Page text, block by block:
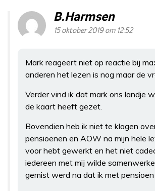
B.Harmsen
15 oktober 2019 om 12:52
Mark reageert niet op reactie bij
anderen het lezen is nog maar de
Verder vind ik dat mark ons landje
de kaart heeft gezet.
Bovendien heb ik niet te klagen
pensioenen en AOW na mijn hele
voor hebt gewerkt en het niet
iedereen met mij wilde
gemist werd na dat ik met pensioen